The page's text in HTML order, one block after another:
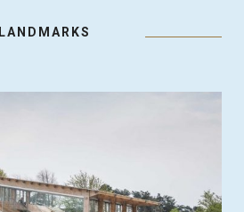
LANDMARKS